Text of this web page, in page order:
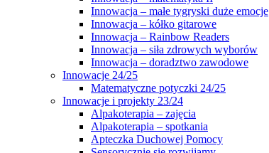
Innowacja – małe tygryski duże emocje
Innowacja – kółko gitarowe
Innowacja – Rainbow Readers
Innowacja – siła zdrowych wyborów
Innowacja – doradztwo zawodowe
Innowacje 24/25
Matematyczne potyczki 24/25
Innowacje i projekty 23/24
Alpakoterapia – zajęcia
Alpakoterapia – spotkania
Apteczka Duchowej Pomocy